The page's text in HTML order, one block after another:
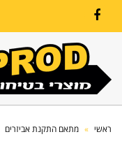
Facebook
ראשי » מתאם התקנת אביזרים